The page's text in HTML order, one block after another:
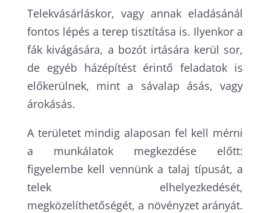
Telekvásárláskor, vagy annak eladásánál
fontos lépés a terep tisztítása is. Ilyenkor a
fák kivágására, a bozót irtására kerül sor,
de egyéb házépítést érintő feladatok is
előkerülnek, mint a sávalap ásás, vagy
árokásás.
A területet mindig alaposan fel kell mérni
a munkálatok megkezdése előtt:
figyelembe kell vennünk a talaj típusát, a
telek elhelyezkedését,
megközelíthetőségét, a növényzet arányát.